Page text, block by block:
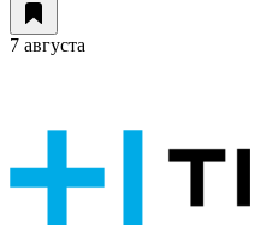
7 августа